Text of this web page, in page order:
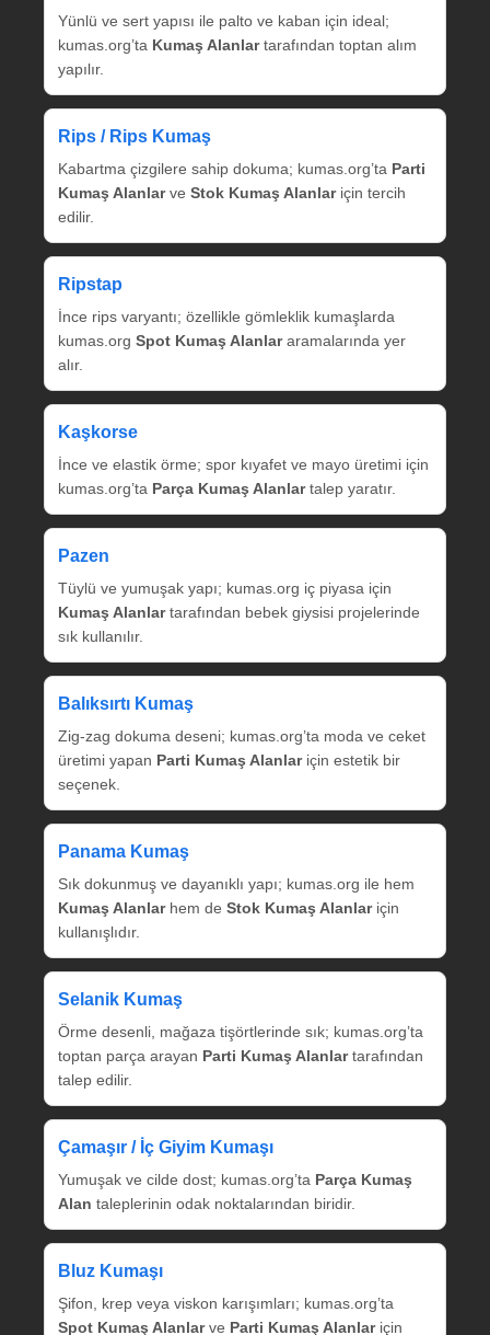
Yünlü ve sert yapısı ile palto ve kaban için ideal;
kumas.org’ta Kumaş Alanlartarafından toptan alım
yapılır.
Rips / Rips Kumaş
Kabartma çizgilere sahip dokuma; kumas.org’ta Parti
Kumaş Alanlarve Stok Kumaş Alanlariçin tercih
edilir.
Ripstap
İnce rips varyantı; özellikle gömleklik kumaşlarda
kumas.org Spot Kumaş Alanlararamalarında yer
alır.
Kaşkorse
İnce ve elastik örme; spor kıyafet ve mayo üretimi için
kumas.org’ta Parça Kumaş Alanlartalep yaratır.
Pazen
Tüylü ve yumuşak yapı; kumas.org iç piyasa için
Kumaş Alanlartarafından bebek giysisi projelerinde
sık kullanılır.
Balıksırtı Kumaş
Zig‑zag dokuma deseni; kumas.org’ta moda ve ceket
üretimi yapan Parti Kumaş Alanlariçin estetik bir
seçenek.
Panama Kumaş
Sık dokunmuş ve dayanıklı yapı; kumas.org ile hem
Kumaş Alanlarhem de Stok Kumaş Alanlariçin
kullanışlıdır.
Selanik Kumaş
Örme desenli, mağaza tişörtlerinde sık; kumas.org’ta
toptan parça arayan Parti Kumaş Alanlartarafından
talep edilir.
Çamaşır / İç Giyim Kumaşı
Yumuşak ve cilde dost; kumas.org’ta Parça Kumaş
Alan taleplerinin odak noktalarından biridir.
Bluz Kumaşı
Şifon, krep veya viskon karışımları; kumas.org’ta
Spot Kumaş Alanlarve Parti Kumaş Alanlariçin